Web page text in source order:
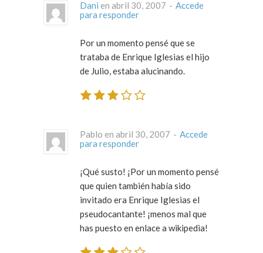
Dani en abril 30, 2007 · Accede
para responder
Por un momento pensé que se
trataba de Enrique Iglesias el hijo
de Julio, estaba alucinando.
Pablo en abril 30, 2007 · Accede
para responder
¡Qué susto! ¡Por un momento pensé
que quien también había sido
invitado era Enrique Iglesias el
pseudocantante! ¡menos mal que
has puesto en enlace a wikipedia!